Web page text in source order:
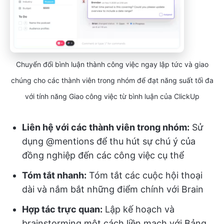
Chuyển đổi bình luận thành công việc ngay lập tức và giao
chúng cho các thành viên trong nhóm để đạt năng suất tối đa
với tính năng Giao công việc từ bình luận của ClickUp
Liên hệ với các thành viên trong nhóm: Sử
dụng @mentions để thu hút sự chú ý của
đồng nghiệp đến các công việc cụ thể
Tóm tắt nhanh: Tóm tắt các cuộc hội thoại
dài và nắm bắt những điểm chính với Brain
Hợp tác trực quan: Lập kế hoạch và